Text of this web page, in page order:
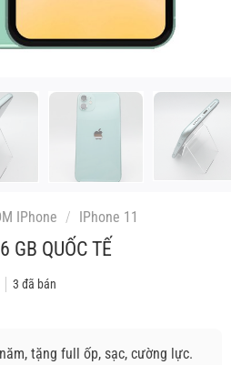
IPhone / IPhone 11
GB QUỐC TẾ
3 đã bán
tặng full ốp, sạc, cường lực.